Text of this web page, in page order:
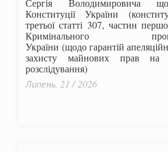
Сергія Володимировича
Конституції України
третьої статті 307, частин
Кримінального
України (щодо гарантій
захисту майнових прав на
розслідування)
Липень, 21 / 2026